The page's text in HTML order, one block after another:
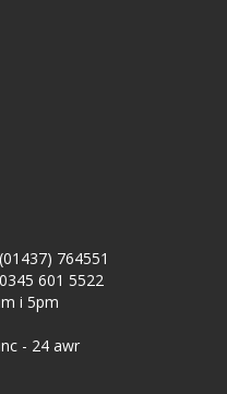
(01437) 764551
0345 601 5522
i 5pm
- 24 awr